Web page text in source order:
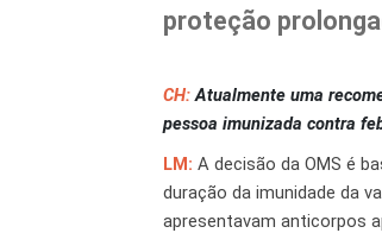
proteção
CH:Atualmente uma
pessoa imunizada contra
LM: A decisão da OMS é
duração da imunidade da
apresentavam anticorpos